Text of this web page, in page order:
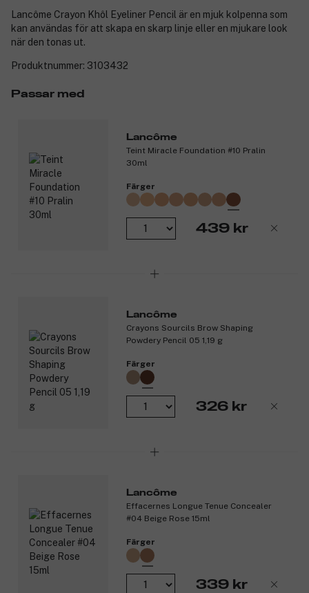
Lancôme Crayon Khôl Eyeliner Pencil är en mjuk kolpenna som
kan användas för att skapa en skarp linje eller en mjukare look
när den tonas ut.
Produktnummer: 3103432
Passar med
Lancôme
Teint Miracle Foundation #10 Pralin
30ml
Färger
439 kr
Lancôme
Crayons Sourcils Brow Shaping
Powdery Pencil 05 1,19 g
Färger
326 kr
Lancôme
Effacernes Longue Tenue Concealer
#04 Beige Rose 15ml
Färger
339 kr